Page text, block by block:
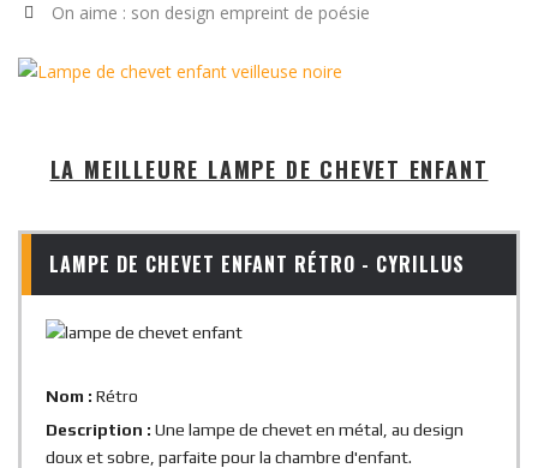
On aime : son design empreint de poésie
LA MEILLEURE LAMPE DE CHEVET ENFANT
LAMPE DE CHEVET ENFANT RÉTRO - CYRILLUS
Nom : Rétro
Description : Une lampe de chevet en métal, au design
doux et sobre, parfaite pour la chambre d'enfant.